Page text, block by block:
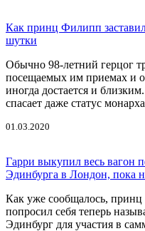
Как принц Филипп заставил
шутки
Обычно 98-летний герцог
посещаемых им приемах и
иногда достается и
спасает даже статус
01.03.2020
Гарри выкупил весь вагон
Эдинбурга в Лондон, пока
Как уже сообщалось, принц
попросил себя теперь
Эдинбург для участия в